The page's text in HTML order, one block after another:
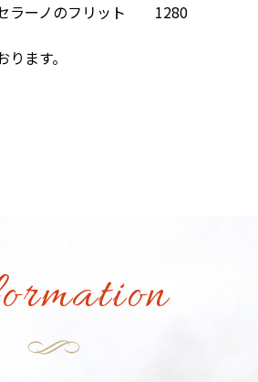
セラーノのフリット 1280
ます。